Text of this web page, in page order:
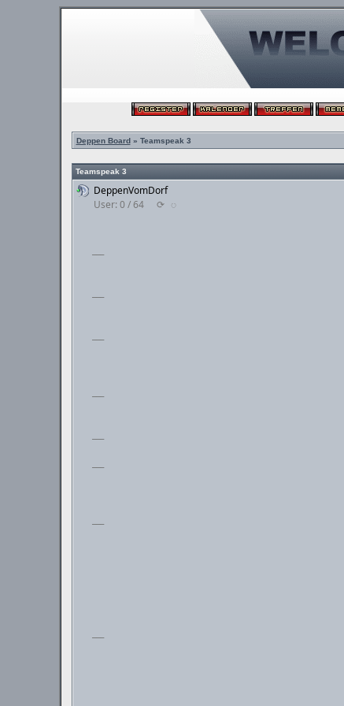
Deppen Board» Teamspeak 3
Teamspeak 3
DeppenVomDorf
User: 0 / 64
⟳ ◌